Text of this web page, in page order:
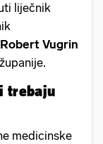
liječnik
Robert Vugrin
trebaju
medicinske